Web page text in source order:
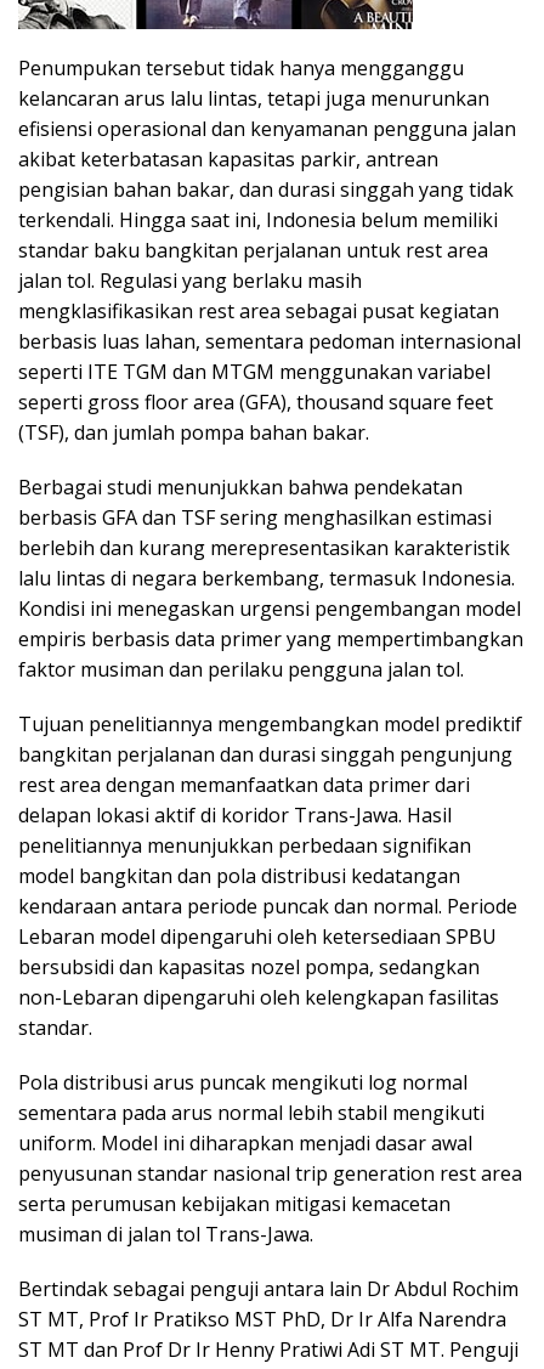
Penumpukan tersebut tidak hanya mengganggu
kelancaran arus lalu lintas, tetapi juga menurunkan
efisiensi operasional dan kenyamanan pengguna jalan
akibat keterbatasan kapasitas parkir, antrean
pengisian bahan bakar, dan durasi singgah yang tidak
terkendali. Hingga saat ini, Indonesia belum memiliki
standar baku bangkitan perjalanan untuk rest area
jalan tol. Regulasi yang berlaku masih
mengklasifikasikan rest area sebagai pusat kegiatan
berbasis luas lahan, sementara pedoman internasional
seperti ITE TGM dan MTGM menggunakan variabel
seperti gross floor area (GFA), thousand square feet
(TSF), dan jumlah pompa bahan bakar.
Berbagai studi menunjukkan bahwa pendekatan
berbasis GFA dan TSF sering menghasilkan estimasi
berlebih dan kurang merepresentasikan karakteristik
lalu lintas di negara berkembang, termasuk Indonesia.
Kondisi ini menegaskan urgensi pengembangan model
empiris berbasis data primer yang mempertimbangkan
faktor musiman dan perilaku pengguna jalan tol.
Tujuan penelitiannya mengembangkan model prediktif
bangkitan perjalanan dan durasi singgah pengunjung
rest area dengan memanfaatkan data primer dari
delapan lokasi aktif di koridor Trans-Jawa. Hasil
penelitiannya menunjukkan perbedaan signifikan
model bangkitan dan pola distribusi kedatangan
kendaraan antara periode puncak dan normal. Periode
Lebaran model dipengaruhi oleh ketersediaan SPBU
bersubsidi dan kapasitas nozel pompa, sedangkan
non-Lebaran dipengaruhi oleh kelengkapan fasilitas
standar.
Pola distribusi arus puncak mengikuti log normal
sementara pada arus normal lebih stabil mengikuti
uniform. Model ini diharapkan menjadi dasar awal
penyusunan standar nasional trip generation rest area
serta perumusan kebijakan mitigasi kemacetan
musiman di jalan tol Trans-Jawa.
Bertindak sebagai penguji antara lain Dr Abdul Rochim
ST MT, Prof Ir Pratikso MST PhD, Dr Ir Alfa Narendra
ST MT dan Prof Dr Ir Henny Pratiwi Adi ST MT. Penguji